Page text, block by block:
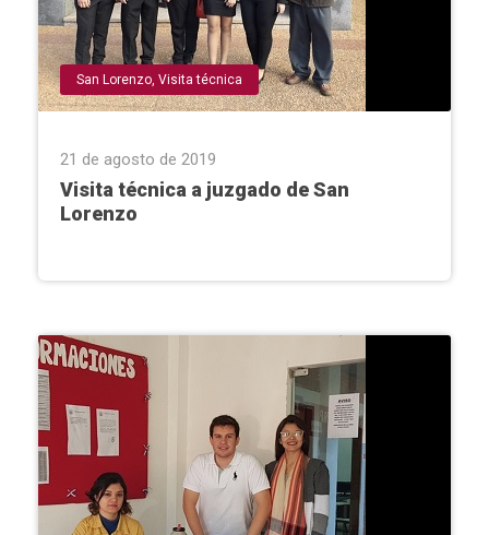
San Lorenzo Visita técnica
21 de agosto de 2019
Visita técnica a juzgado de San
Lorenzo